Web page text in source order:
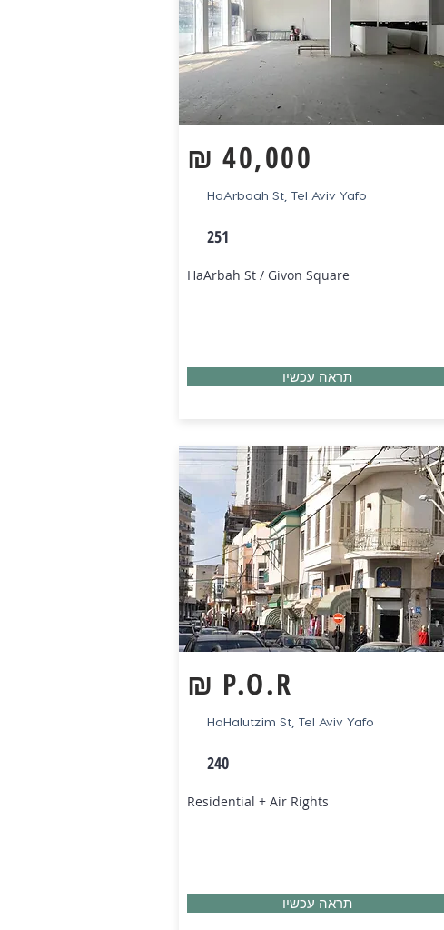
40,000
₪
HaArbaah St, Tel Aviv Yafo
251
HaArbah St / Givon Square
תראה עכשיו
P.O.R
₪
HaHalutzim St, Tel Aviv Yafo
240
Residential + Air Rights
תראה עכשיו